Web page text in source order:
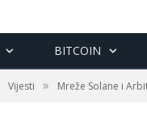
BITCOIN
Vijesti » Mreže Solane i